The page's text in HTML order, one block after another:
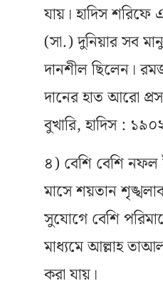
যায়। হাদিস শরিফে
(সা.) দুনিয়ার সব
দানশীল ছিলেন।
দানের হাত আরো
বুখারি, হাদিস :
৪) বেশি বেশি নফল
মাসে শয়তান
সুযোগে বেশি
মাধ্যমে আল্লাহ
করা যায়।